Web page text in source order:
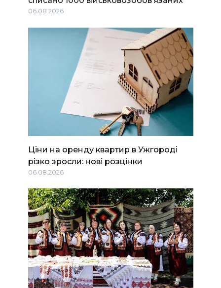
06.08.2026
Ціни на оренду квартир в Ужгороді
різко зросли: нові розцінки
06.08.2026